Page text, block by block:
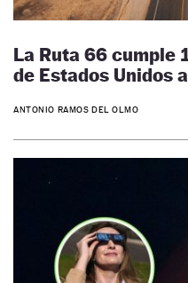
La Ruta 66 cumple
de Estados Unidos
ANTONIO RAMOS DEL OLMO